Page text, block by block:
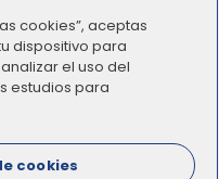
Todos los derechos
cookies”, aceptas
dispositivo para
el uso del
estudios para
cookies